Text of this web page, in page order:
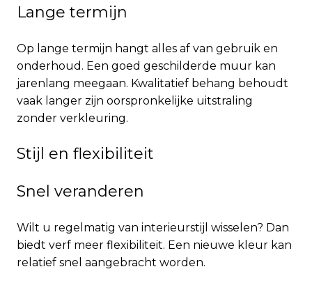
Lange termijn
Op lange termijn hangt alles af van gebruik en
onderhoud. Een goed geschilderde muur kan
jarenlang meegaan. Kwalitatief behang behoudt
vaak langer zijn oorspronkelijke uitstraling
zonder verkleuring.
Stijl en flexibiliteit
Snel veranderen
Wilt u regelmatig van interieurstijl wisselen? Dan
biedt verf meer flexibiliteit. Een nieuwe kleur kan
relatief snel aangebracht worden.